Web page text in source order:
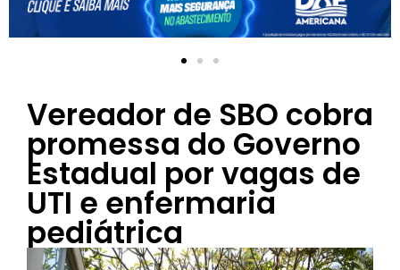
Vereador de SBO cobra
promessa do Governo
Estadual por vagas de
UTI e enfermaria
pediátrica